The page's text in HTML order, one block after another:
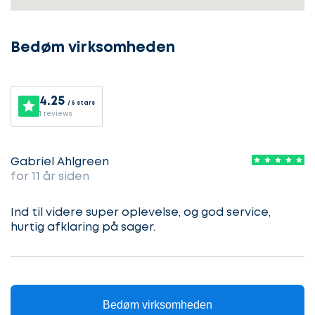
Bedøm virksomheden
4.25 / 5 stars
1 reviews
Gabriel Ahlgreen
for 11 år siden
Ind til videre super oplevelse, og god service,
hurtig afklaring på sager.
Bedøm virksomheden
i
Vælg
sag
Lad
os
i
gang
Hvilken
søger